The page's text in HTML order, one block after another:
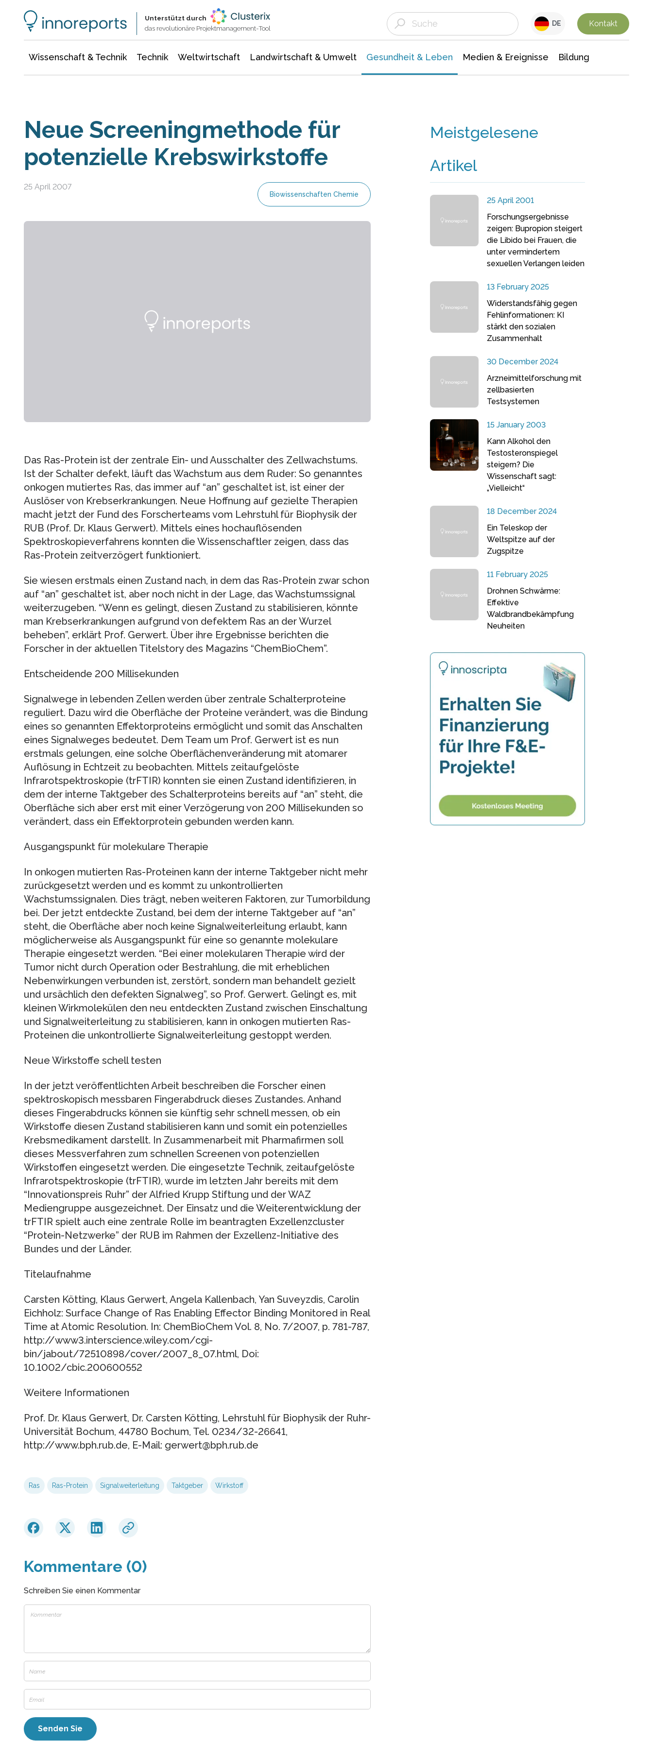
Unterstützt durch
das revolutionäre Projektmanagement-Tool
DE Kontakt
Wissenschaft & Technik Technik Weltwirtschaft Landwirtschaft & Umwelt Gesundheit & Leben Medien & Ereignisse Bildung
Neue Screeningmethode für
potenzielle Krebswirkstoffe
25 April 2007
Biowissenschaften Chemie
Das Ras-Protein ist der zentrale Ein- und Ausschalter des Zellwachstums.
Ist der Schalter defekt, läuft das Wachstum aus dem Ruder: So genanntes
onkogen mutiertes Ras, das immer auf “an” geschaltet ist, ist einer der
Auslöser von Krebserkrankungen. Neue Hoffnung auf gezielte Therapien
macht jetzt der Fund des Forscherteams vom Lehrstuhl für Biophysik der
RUB (Prof. Dr. Klaus Gerwert). Mittels eines hochauflösenden
Spektroskopieverfahrens konnten die Wissenschaftler zeigen, dass das
Ras-Protein zeitverzögert funktioniert.
Sie wiesen erstmals einen Zustand nach, in dem das Ras-Protein zwar schon
auf “an” geschaltet ist, aber noch nicht in der Lage, das Wachstumssignal
weiterzugeben. “Wenn es gelingt, diesen Zustand zu stabilisieren, könnte
man Krebserkrankungen aufgrund von defektem Ras an der Wurzel
beheben”, erklärt Prof. Gerwert. Über ihre Ergebnisse berichten die
Forscher in der aktuellen Titelstory des Magazins “ChemBioChem”.
Entscheidende 200 Millisekunden
Signalwege in lebenden Zellen werden über zentrale Schalterproteine
reguliert. Dazu wird die Oberfläche der Proteine verändert, was die Bindung
eines so genannten Effektorproteins ermöglicht und somit das Anschalten
eines Signalweges bedeutet. Dem Team um Prof. Gerwert ist es nun
erstmals gelungen, eine solche Oberflächenveränderung mit atomarer
Auflösung in Echtzeit zu beobachten. Mittels zeitaufgelöste
Infrarotspektroskopie (trFTIR) konnten sie einen Zustand identifizieren, in
dem der interne Taktgeber des Schalterproteins bereits auf “an” steht, die
Oberfläche sich aber erst mit einer Verzögerung von 200 Millisekunden so
verändert, dass ein Effektorprotein gebunden werden kann.
Ausgangspunkt für molekulare Therapie
In onkogen mutierten Ras-Proteinen kann der interne Taktgeber nicht mehr
zurückgesetzt werden und es kommt zu unkontrollierten
Wachstumssignalen. Dies trägt, neben weiteren Faktoren, zur Tumorbildung
bei. Der jetzt entdeckte Zustand, bei dem der interne Taktgeber auf “an”
steht, die Oberfläche aber noch keine Signalweiterleitung erlaubt, kann
möglicherweise als Ausgangspunkt für eine so genannte molekulare
Therapie eingesetzt werden. “Bei einer molekularen Therapie wird der
Tumor nicht durch Operation oder Bestrahlung, die mit erheblichen
Nebenwirkungen verbunden ist, zerstört, sondern man behandelt gezielt
und ursächlich den defekten Signalweg”, so Prof. Gerwert. Gelingt es, mit
kleinen Wirkmolekülen den neu entdeckten Zustand zwischen Einschaltung
und Signalweiterleitung zu stabilisieren, kann in onkogen mutierten Ras-
Proteinen die unkontrollierte Signalweiterleitung gestoppt werden.
Neue Wirkstoffe schell testen
In der jetzt veröffentlichten Arbeit beschreiben die Forscher einen
spektroskopisch messbaren Fingerabdruck dieses Zustandes. Anhand
dieses Fingerabdrucks können sie künftig sehr schnell messen, ob ein
Wirkstoffe diesen Zustand stabilisieren kann und somit ein potenzielles
Krebsmedikament darstellt. In Zusammenarbeit mit Pharmafirmen soll
dieses Messverfahren zum schnellen Screenen von potenziellen
Wirkstoffen eingesetzt werden. Die eingesetzte Technik, zeitaufgelöste
Infrarotspektroskopie (trFTIR), wurde im letzten Jahr bereits mit dem
“Innovationspreis Ruhr” der Alfried Krupp Stiftung und der WAZ
Mediengruppe ausgezeichnet. Der Einsatz und die Weiterentwicklung der
trFTIR spielt auch eine zentrale Rolle im beantragten Exzellenzcluster
“Protein-Netzwerke” der RUB im Rahmen der Exzellenz-Initiative des
Bundes und der Länder.
Titelaufnahme
Carsten Kötting, Klaus Gerwert, Angela Kallenbach, Yan Suveyzdis, Carolin
Eichholz: Surface Change of Ras Enabling Effector Binding Monitored in Real
Time at Atomic Resolution. In: ChemBioChem Vol. 8, No. 7/2007, p. 781-787,
http://www3.interscience.wiley.com/cgi-
bin/jabout/72510898/cover/2007_8_07.html, Doi:
10.1002/cbic.200600552
Weitere Informationen
Prof. Dr. Klaus Gerwert, Dr. Carsten Kötting, Lehrstuhl für Biophysik der Ruhr-
Universität Bochum, 44780 Bochum, Tel. 0234/32-26641,
http://www.bph.rub.de, E-Mail: gerwert@bph.rub.de
Ras Ras-Protein Signalweiterleitung Taktgeber Wirkstoff
Kommentare (0)
Schreiben Sie einen Kommentar
Meistgelesene
Artikel
25 April 2001
Forschungsergebnisse
zeigen: Bupropion steigert
die Libido bei Frauen, die
unter vermindertem
sexuellen Verlangen leiden
13 February 2025
Widerstandsfähig gegen
Fehlinformationen: KI
stärkt den sozialen
Zusammenhalt
30 December 2024
Arzneimittelforschung mit
zellbasierten
Testsystemen
15 January 2003
Kann Alkohol den
Testosteronspiegel
steigern? Die
Wissenschaft sagt:
„Vielleicht“
18 December 2024
Ein Teleskop der
Weltspitze auf der
Zugspitze
11 February 2025
Drohnen Schwärme:
Effektive
Waldbrandbekämpfung
Neuheiten